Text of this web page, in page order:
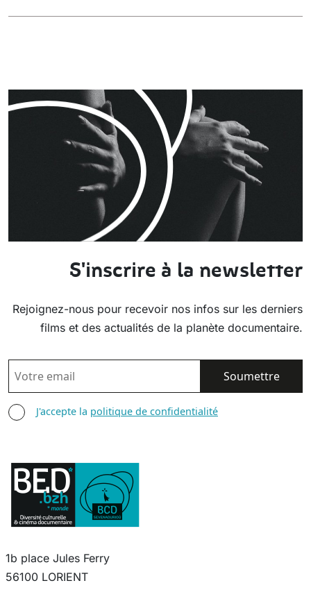
S'inscrire à la newsletter
Rejoignez-nous pour recevoir nos infos sur les derniers
films et des actualités de la planète documentaire.
EMAIL
AGREE TERMS
J'accepte la politique de confidentialité
1b place Jules Ferry
56100 LORIENT